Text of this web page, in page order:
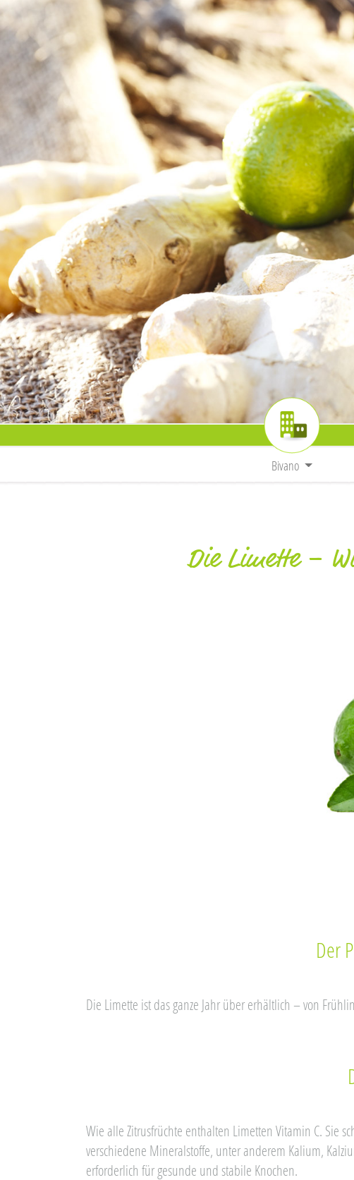
Bivano
Die Limette –
Der
Die Limette ist das ganze Jahr über erhältlich – von
Wie alle Zitrusfrüchte enthalten Limetten Vitamin C. Sie
verschiedene Mineralstoffe, unter anderem Kalium,
erforderlich für gesunde und stabile Knochen.